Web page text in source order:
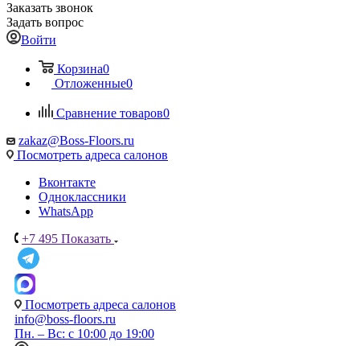
Заказать звонок
Задать вопрос
Войти
Корзина0
Отложенные0
Сравнение товаров0
zakaz@Boss-Floors.ru
Посмотреть адреса салонов
Вконтакте
Одноклассники
WhatsApp
+7 495 Показать
Посмотреть адреса салонов
info@boss-floors.ru
Пн. – Вс: с 10:00 до 19:00